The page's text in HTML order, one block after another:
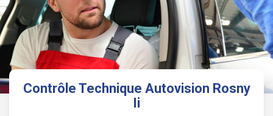
Contrôle Technique Autovision Rosny
Ii